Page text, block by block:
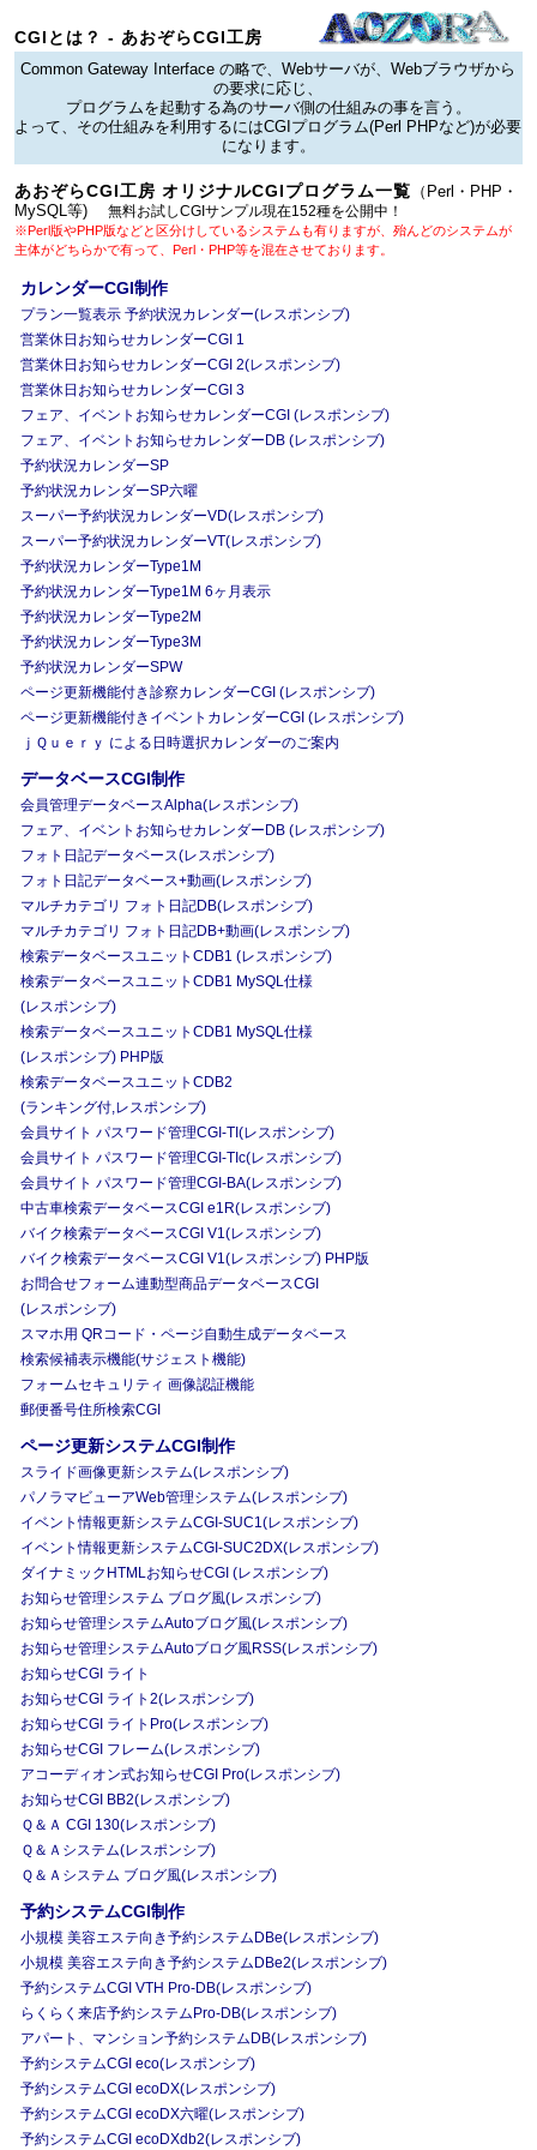
CGIとは？ - あおぞらCGI工房
Common Gateway Interface の略で、Webサーバが、Webブラウザから
の要求に応じ、
プログラムを起動する為のサーバ側の仕組みの事を言う。
よって、その仕組みを利用するにはCGIプログラム(Perl PHPなど)が必要
になります。
あおぞらCGI工房 オリジナルCGIプログラム一覧 （Perl・PHP・
MySQL等)無料お試しCGIサンプル現在152種を公開中！
※Perl版やPHP版などと区分けしているシステムも有りますが、殆んどのシステムが
主体がどちらかで有って、Perl・PHP等を混在させております。
カレンダーCGI制作
プラン一覧表示 予約状況カレンダー(レスポンシブ)
営業休日お知らせカレンダーCGI 1
営業休日お知らせカレンダーCGI 2(レスポンシブ)
営業休日お知らせカレンダーCGI 3
フェア、イベントお知らせカレンダーCGI (レスポンシブ)
フェア、イベントお知らせカレンダーDB (レスポンシブ)
予約状況カレンダーSP
予約状況カレンダーSP六曜
スーパー予約状況カレンダーVD(レスポンシブ)
スーパー予約状況カレンダーVT(レスポンシブ)
予約状況カレンダーType1M
予約状況カレンダーType1M 6ヶ月表示
予約状況カレンダーType2M
予約状況カレンダーType3M
予約状況カレンダーSPW
ページ更新機能付き診察カレンダーCGI (レスポンシブ)
ページ更新機能付きイベントカレンダーCGI (レスポンシブ)
ｊＱｕｅｒｙ による日時選択カレンダーのご案内
データベースCGI制作
会員管理データベースAlpha(レスポンシブ)
フェア、イベントお知らせカレンダーDB (レスポンシブ)
フォト日記データベース(レスポンシブ)
フォト日記データベース+動画(レスポンシブ)
マルチカテゴリ フォト日記DB(レスポンシブ)
マルチカテゴリ フォト日記DB+動画(レスポンシブ)
検索データベースユニットCDB1 (レスポンシブ)
検索データベースユニットCDB1 MySQL仕様
(レスポンシブ)
検索データベースユニットCDB1 MySQL仕様
(レスポンシブ) PHP版
検索データベースユニットCDB2
(ランキング付,レスポンシブ)
会員サイト パスワード管理CGI-TI(レスポンシブ)
会員サイト パスワード管理CGI-TIc(レスポンシブ)
会員サイト パスワード管理CGI-BA(レスポンシブ)
中古車検索データベースCGI e1R(レスポンシブ)
バイク検索データベースCGI V1(レスポンシブ)
バイク検索データベースCGI V1(レスポンシブ) PHP版
お問合せフォーム連動型商品データベースCGI
(レスポンシブ)
スマホ用 QRコード・ページ自動生成データベース
検索候補表示機能(サジェスト機能)
フォームセキュリティ 画像認証機能
郵便番号住所検索CGI
ページ更新システムCGI制作
スライド画像更新システム(レスポンシブ)
パノラマビューアWeb管理システム(レスポンシブ)
イベント情報更新システムCGI-SUC1(レスポンシブ)
イベント情報更新システムCGI-SUC2DX(レスポンシブ)
ダイナミックHTMLお知らせCGI (レスポンシブ)
お知らせ管理システム ブログ風(レスポンシブ)
お知らせ管理システムAutoブログ風(レスポンシブ)
お知らせ管理システムAutoブログ風RSS(レスポンシブ)
お知らせCGI ライト
お知らせCGI ライト2(レスポンシブ)
お知らせCGI ライトPro(レスポンシブ)
お知らせCGI フレーム(レスポンシブ)
アコーディオン式お知らせCGI Pro(レスポンシブ)
お知らせCGI BB2(レスポンシブ)
Ｑ＆Ａ CGI 130(レスポンシブ)
Ｑ＆Ａシステム(レスポンシブ)
Ｑ＆Ａシステム ブログ風(レスポンシブ)
予約システムCGI制作
小規模 美容エステ向き予約システムDBe(レスポンシブ)
小規模 美容エステ向き予約システムDBe2(レスポンシブ)
予約システムCGI VTH Pro-DB(レスポンシブ)
らくらく来店予約システムPro-DB(レスポンシブ)
アパート、マンション予約システムDB(レスポンシブ)
予約システムCGI eco(レスポンシブ)
予約システムCGI ecoDX(レスポンシブ)
予約システムCGI ecoDX六曜(レスポンシブ)
予約システムCGI ecoDXdb2(レスポンシブ)